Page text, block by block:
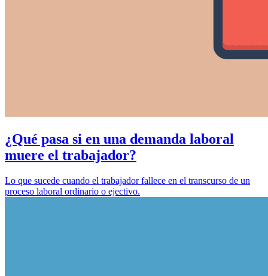
¿Qué pasa si en una demanda laboral
muere el trabajador?
Lo que sucede cuando el trabajador fallece en el transcurso de un
proceso laboral ordinario o ejectivo.